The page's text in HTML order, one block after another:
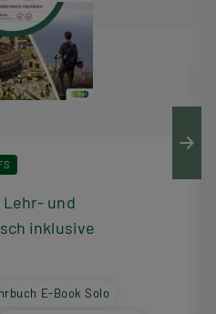
und
inklusive
E-Book Solo